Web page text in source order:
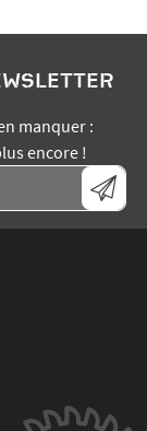
manquer :
encore !